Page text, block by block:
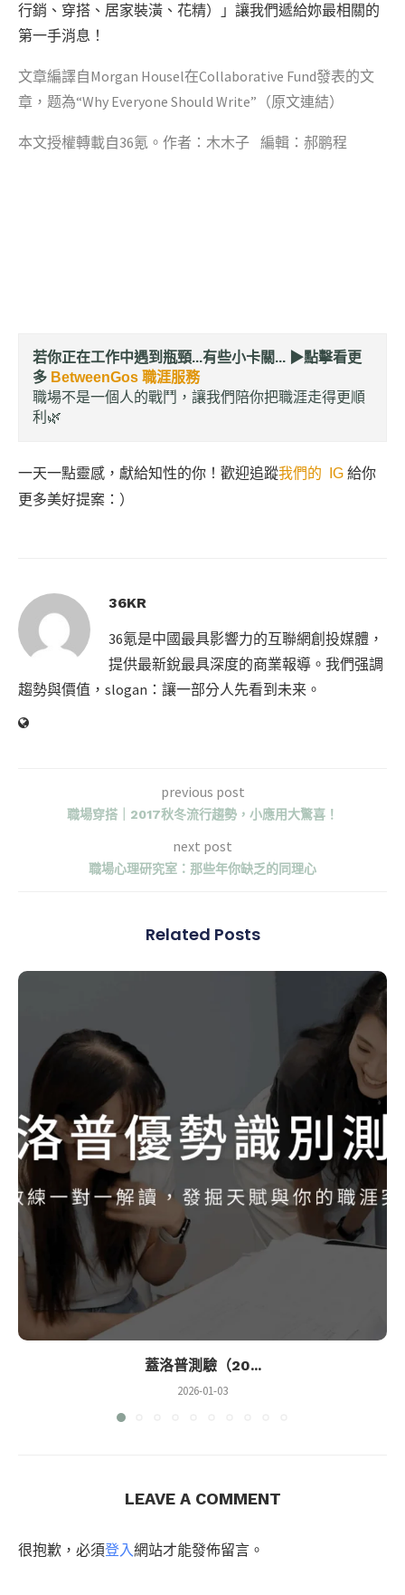
行銷、穿搭、居家裝潢、花精）」讓我們遞給妳最相關的
第一手消息！
文章編譯自Morgan Housel在Collaborative Fund發表的文
章，题為“Why Everyone Should Write”（原文連結）
本文授權轉載自36氪。作者：木木子 編輯：郝鹏程
若你正在工作中遇到瓶頸...有些小卡關... ▶︎點擊看更
多 BetweenGos 職涯服務
職場不是一個人的戰鬥，讓我們陪你把職涯走得更順
利🌿
一天一點靈感，獻給知性的你！歡迎追蹤我們的 IG 給你
更多美好提案：）
36KR
36氪是中國最具影響力的互聯網創投媒體，
提供最新銳最具深度的商業報導。我們强調
趨勢與價值，slogan：讓一部分人先看到未来。
previous post
職場穿搭｜2017秋冬流行趨勢，小應用大驚喜！
next post
職場心理研究室：那些年你缺乏的同理心
Related Posts
蓋洛普測驗（20...
2026-01-03
LEAVE A COMMENT
很抱歉，必須登入網站才能發佈留言。